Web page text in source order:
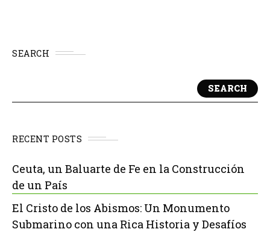
SEARCH
SEARCH
RECENT POSTS
Ceuta, un Baluarte de Fe en la Construcción
de un País
El Cristo de los Abismos: Un Monumento
Submarino con una Rica Historia y Desafíos